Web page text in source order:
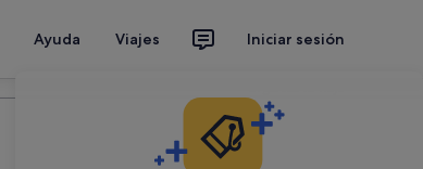
Ayuda Viajes Iniciar sesión